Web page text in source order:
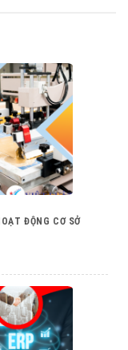
ĐỘNG CƠ SỞ